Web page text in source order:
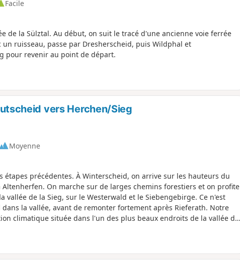
Facile
de la Sülztal. Au début, on suit le tracé d'une ancienne voie ferrée
ruisseau, passe par Dresherscheid, puis Wildphal et
pour revenir au point de départ.
vers Herchen/Sieg
Moyenne
précédentes. À Winterscheid, on arrive sur les hauteurs du
On marche sur de larges chemins forestiers et on profite
vallée de la Sieg, sur le Westerwald et le Siebengebirge. Ce n'est
la vallée, avant de remonter fortement après Rieferath. Notre
climatique située dans l'un des plus beaux endroits de la vallée de